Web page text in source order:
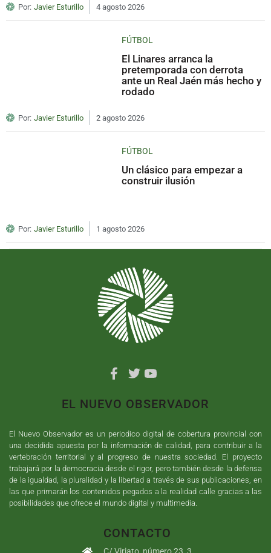
Por: Javier Esturillo 4 agosto 2026
FÚTBOL
El Linares arranca la
pretemporada con derrota
ante un Real Jaén más hecho y
rodado
Por: Javier Esturillo 2 agosto 2026
FÚTBOL
Un clásico para empezar a
construir ilusión
Por: Javier Esturillo 1 agosto 2026
EL NUEVO OBSERVADOR
El Nuevo Observador es un periodico digital de cobertura provincial con
una decidida apuesta por la información de calidad, para contribuir a la
vertebración territorial y al progreso de nuestra sociedad. El proyecto
trabajará por la democracia desde el rigor, pero también desde la defensa
de la igualdad, la pluralidad y la libertad a través de sus publicaciones, en
las que primarán los contenidos pegados a la realidad calle gracias a las
posibilidades que ofrece el mundo digital y multimedia.
CONTACTO